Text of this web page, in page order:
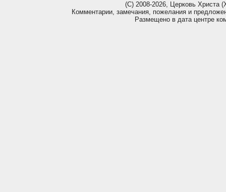
(С) 2008-2026, Церковь Христа
Комментарии, замечания, пожелания и
Размещено в дата центре